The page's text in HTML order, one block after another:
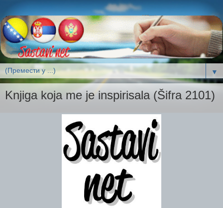
▼
Knjiga koja me je inspirisala (Šifra 2101)